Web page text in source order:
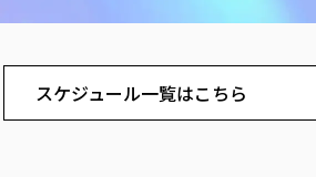
スケジュール一覧はこちら